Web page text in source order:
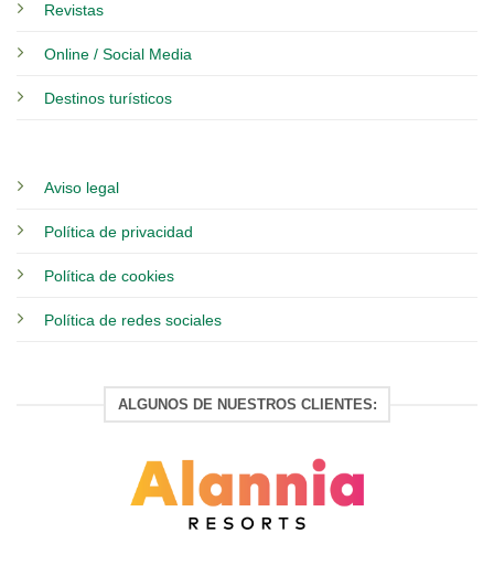
Revistas
Online / Social Media
Destinos turísticos
Aviso legal
Política de privacidad
Política de cookies
Política de redes sociales
ALGUNOS DE NUESTROS CLIENTES: